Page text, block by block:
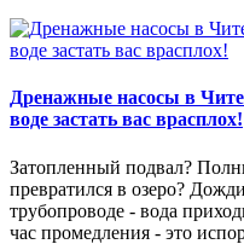
Дренажные насосы в Чите
воде застать вас врасплох!
Затопленный подвал?
превратился в озеро?
трубопроводе - вода
час промедления - это